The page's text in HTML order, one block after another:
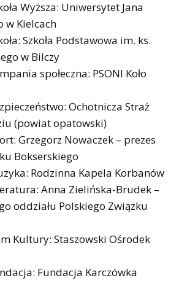
Wyższa: Uniwersytet Jana
w Kielcach
Szkoła Podstawowa im. ks.
w Bilczy
społeczna: PSONI Koło
Ochotnicza Straż
(powiat opatowski)
Grzegorz Nowaczek – prezes
Bokserskiego
Rodzinna Kapela Korbanów
Anna Zielińska-Brudek –
oddziału Polskiego Związku
Kultury: Staszowski Ośrodek
Fundacja Karczówka